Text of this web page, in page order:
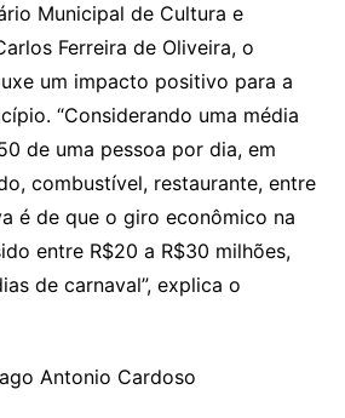
Municipal de Cultura e
Ferreira de Oliveira, o
um impacto positivo para a
“Considerando uma média
de uma pessoa por dia, em
combustível, restaurante, entre
é de que o giro econômico na
entre R$20 a R$30 milhões,
de carnaval”, explica o
Antonio Cardoso